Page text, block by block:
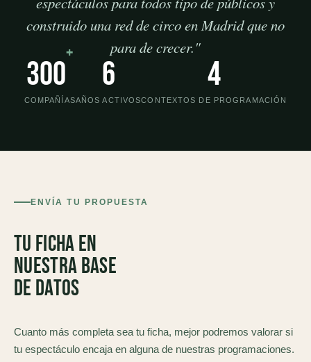
construido una red de circo en Madrid que no
para de crecer."
300
+
COMPAÑÍAS
6
AÑOS ACTIVOS
4
CONTEXTOS DE PROGRAMACIÓN
ENVÍA TU PROPUESTA
Tu ficha en
nuestra base
de datos
Cuanto más completa sea tu ficha, mejor podremos valorar si
tu espectáculo encaja en alguna de nuestras programaciones.